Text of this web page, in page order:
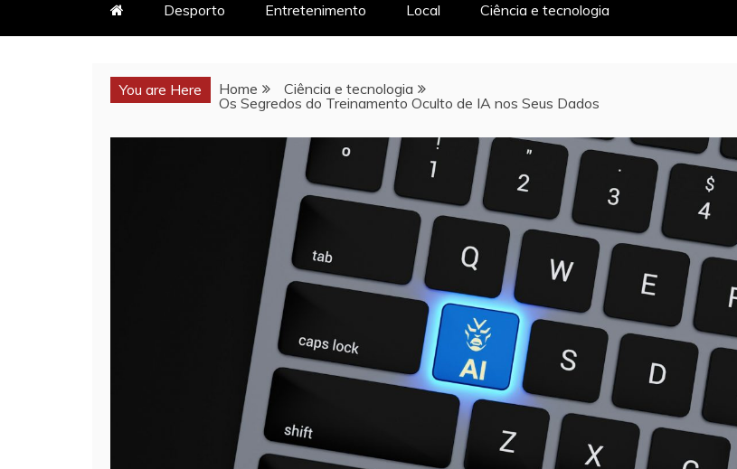
Desporto Entretenimento Local Ciência e tecnologia
You are Here Home
Ciência e tecnologia
Os Segredos do Treinamento Oculto de IA nos Seus Dados